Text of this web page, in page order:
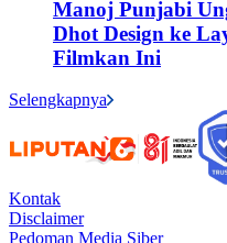
Manoj Punjabi
Dhot Design ke
Filmkan Ini
Selengkapnya
Kontak
Disclaimer
Pedoman Media Siber